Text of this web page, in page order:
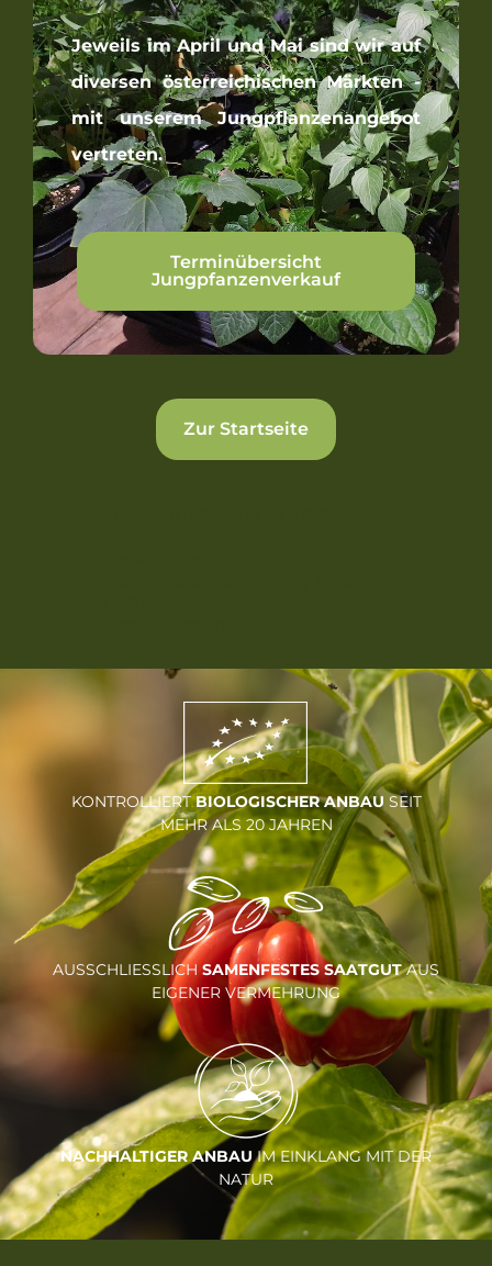
Zur Startseite
Jeweils im April und Mai sind wir auf
diver­­sen öster­­reichi­­schen Märkten ­
mit unserem Jungpflanzenangebot
vertreten.
Terminübersicht
Jungpfanzenverkauf
KONTROLLIERTBIOLOGISCHER ANBAU SEIT
MEHR ALS 20 JAHREN
AUSSCHLIESSLICH SAMENFESTES SAATGUTAUS
EIGENER VERMEHRUNG
NACHHALTIGERANBAUIM EINKLANG MITDER
NATUR